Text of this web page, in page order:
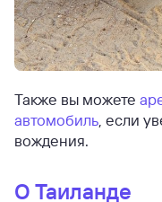
Также вы можете
автомобиль, если
вождения.
О Таиланде